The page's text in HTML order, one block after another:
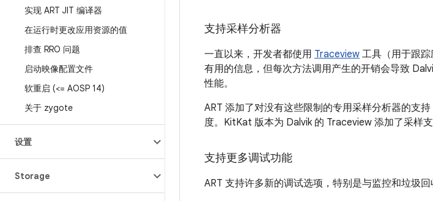
实现 ART JIT 编译器
在运行时更改应用资源的值
排查 RRO 问题
启动映像配置文件
软重启 (<= AOSP 14)
关于 zygote
设置
Storage
支持采样分析器
一直以来，开发者都使用 Traceview 工具（用于跟
有用的信息，但每次方法调用产生的开销会导致
性能。
ART 添加了对没有这些限制的专用采样分析器的支
度。KitKat 版本为 Dalvik 的 Traceview 添加了采样支
支持更多调试功能
ART 支持许多新的调试选项，特别是与监控和垃圾